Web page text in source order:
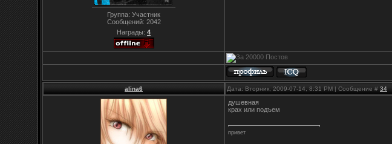
Группа: Участник
Сообщений: 2042
Награды: 4
alina6 Дата: Вторник, 2009-07-14, 8:31 PM | Сообщение # 34
душевная
крах или подъем
привет